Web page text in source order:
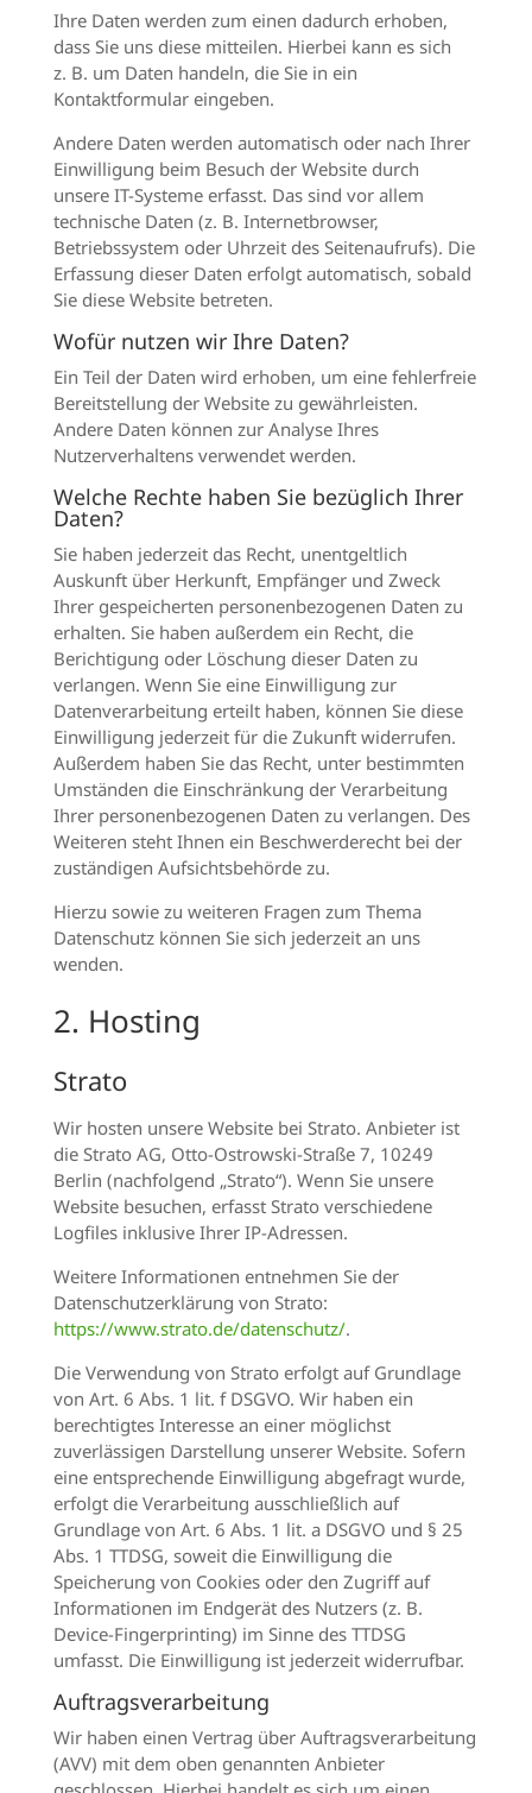
Ihre Daten werden zum einen dadurch erhoben,
dass Sie uns diese mitteilen. Hierbei kann es sich
z. B. um Daten handeln, die Sie in ein
Kontaktformular eingeben.
Andere Daten werden automatisch oder nach Ihrer
Einwilligung beim Besuch der Website durch
unsere IT-Systeme erfasst. Das sind vor allem
technische Daten (z. B. Internetbrowser,
Betriebssystem oder Uhrzeit des Seitenaufrufs). Die
Erfassung dieser Daten erfolgt automatisch, sobald
Sie diese Website betreten.
Wofür nutzen wir Ihre Daten?
Ein Teil der Daten wird erhoben, um eine fehlerfreie
Bereitstellung der Website zu gewährleisten.
Andere Daten können zur Analyse Ihres
Nutzerverhaltens verwendet werden.
Welche Rechte haben Sie bezüglich Ihrer
Daten?
Sie haben jederzeit das Recht, unentgeltlich
Auskunft über Herkunft, Empfänger und Zweck
Ihrer gespeicherten personenbezogenen Daten zu
erhalten. Sie haben außerdem ein Recht, die
Berichtigung oder Löschung dieser Daten zu
verlangen. Wenn Sie eine Einwilligung zur
Datenverarbeitung erteilt haben, können Sie diese
Einwilligung jederzeit für die Zukunft widerrufen.
Außerdem haben Sie das Recht, unter bestimmten
Umständen die Einschränkung der Verarbeitung
Ihrer personenbezogenen Daten zu verlangen. Des
Weiteren steht Ihnen ein Beschwerderecht bei der
zuständigen Aufsichtsbehörde zu.
Hierzu sowie zu weiteren Fragen zum Thema
Datenschutz können Sie sich jederzeit an uns
wenden.
2. Hosting
Strato
Wir hosten unsere Website bei Strato. Anbieter ist
die Strato AG, Otto-Ostrowski-Straße 7, 10249
Berlin (nachfolgend „Strato“). Wenn Sie unsere
Website besuchen, erfasst Strato verschiedene
Logfiles inklusive Ihrer IP-Adressen.
Weitere Informationen entnehmen Sie der
Datenschutzerklärung von Strato:
https://www.strato.de/datenschutz/.
Die Verwendung von Strato erfolgt auf Grundlage
von Art. 6 Abs. 1 lit. f DSGVO. Wir haben ein
berechtigtes Interesse an einer möglichst
zuverlässigen Darstellung unserer Website. Sofern
eine entsprechende Einwilligung abgefragt wurde,
erfolgt die Verarbeitung ausschließlich auf
Grundlage von Art. 6 Abs. 1 lit. a DSGVO und § 25
Abs. 1 TTDSG, soweit die Einwilligung die
Speicherung von Cookies oder den Zugriff auf
Informationen im Endgerät des Nutzers (z. B.
Device-Fingerprinting) im Sinne des TTDSG
umfasst. Die Einwilligung ist jederzeit widerrufbar.
Auftragsverarbeitung
Wir haben einen Vertrag über Auftragsverarbeitung
(AVV) mit dem oben genannten Anbieter